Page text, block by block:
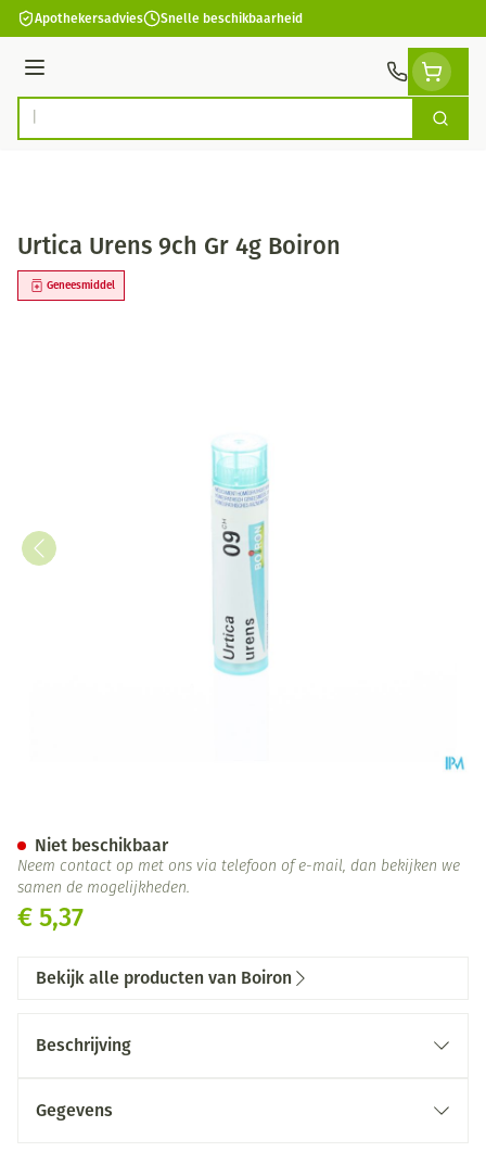
Ga naar de inhoud
Apothekersadvies Snelle beschikbaarheid
Menu
Product, merk, categorie... Zoek
Urtica Urens 9ch Gr 4g Boiron
Geneesmiddel
€ 5,37
Niet beschikbaar
Neem contact op met ons via telefoon of e-mail, dan bekijken we
samen de mogelijkheden.
Bekijk alle producten van Boiron
Beschrijving
Gegevens